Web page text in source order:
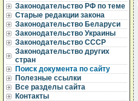
Законодательство РФ по теме
Старые редакции закона
Законодательство Беларуси
Законодательство Украины
Законодательство СССР
Законодательство других
стран
Поиск документа по сайту
Полезные ссылки
Все разделы сайта
Контакты